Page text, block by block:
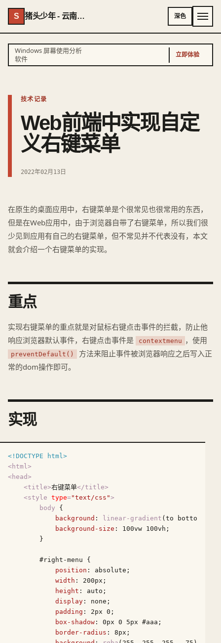
S 猪头少年 - 云南AI专家 - 云南独立开发者 深色
Windows 屏幕使用分析
软件
立即体验
技术记录
Web前端中实现自定
义右键菜单
2022年02月13日
在原生的桌面应用中，右键菜单是个很常见也很常用的东西，
但是在Web应用中，由于浏览器自带了右键菜单，所以我们很
少见到应用有自己的右键菜单，但不常见并不代表没有，本文
就会介绍一个右键菜单的实现。
重点
实现右键菜单的重点就是对鼠标右键点击事件的拦截，防止他
响应浏览器默认事件，右键点击事件是
contextmenu ，使用
preventDefault()
方法来阻止事件被浏览器响应之后写入正
常的dom操作即可。
实现
<!DOCTYPE html>
<html>
<head>
<title>右键菜单</title>
<style type="text/css">
body {
background : linear-gradient (to bottom
background-size : 100vw 100vh ;
        }
#right-menu {
position : absolute;
width : 200px ;
height : auto;
display : none;
padding : 2px 0 ;
box-shadow : 0px 0 5px #aaa ;
border-radius : 8px ;